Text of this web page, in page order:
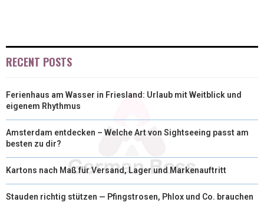
RECENT POSTS
Ferienhaus am Wasser in Friesland: Urlaub mit Weitblick und
eigenem Rhythmus
Amsterdam entdecken – Welche Art von Sightseeing passt am
besten zu dir?
Kartons nach Maß für Versand, Lager und Markenauftritt
Stauden richtig stützen — Pfingstrosen, Phlox und Co. brauchen